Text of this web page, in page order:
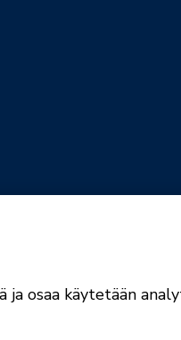
osaa käytetään